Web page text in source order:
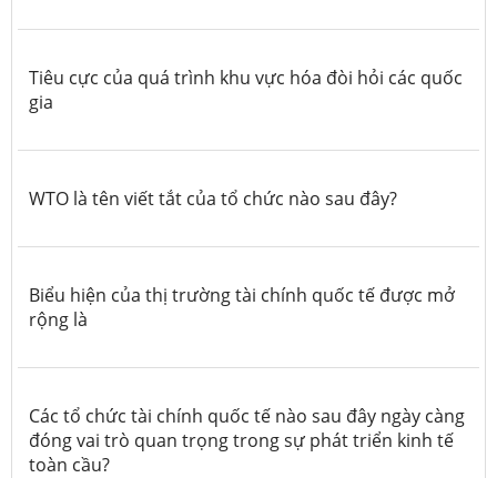
Tiêu cực của quá trình khu vực hóa đòi hỏi các quốc
gia
WTO là tên viết tắt của tổ chức nào sau đây?
Biểu hiện của thị trường tài chính quốc tế được mở
rộng là
Các tổ chức tài chính quốc tế nào sau đây ngày càng
đóng vai trò quan trọng trong sự phát triển kinh tế
toàn cầu?